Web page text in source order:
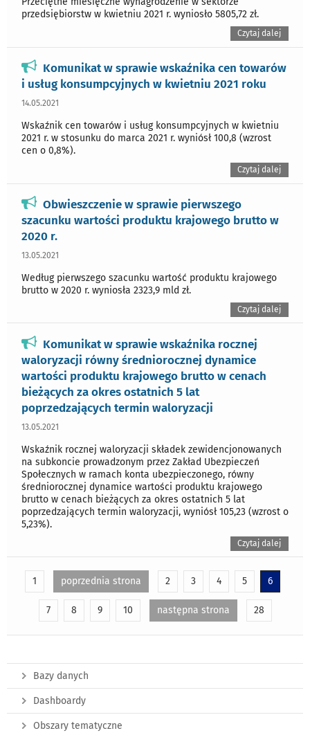
przedsiębiorstw w kwietniu 2021 r. wyniosło 5805,72 zł.
Czytaj dalej
Komunikat w sprawie wskaźnika cen towarów
i usług konsumpcyjnych w kwietniu 2021 roku
14.05.2021
Wskaźnik cen towarów i usług konsumpcyjnych w kwietniu
2021 r. w stosunku do marca 2021 r. wyniósł 100,8 (wzrost
cen o 0,8%).
Czytaj dalej
Obwieszczenie w sprawie pierwszego
szacunku wartości produktu krajowego brutto w
2020 r.
13.05.2021
Według pierwszego szacunku wartość produktu krajowego
brutto w 2020 r. wyniosła 2323,9 mld zł.
Czytaj dalej
Komunikat w sprawie wskaźnika rocznej
waloryzacji równy średniorocznej dynamice
wartości produktu krajowego brutto w cenach
bieżących za okres ostatnich 5 lat
poprzedzających termin waloryzacji
13.05.2021
Wskaźnik rocznej waloryzacji składek zewidencjonowanych
na subkoncie prowadzonym przez Zakład Ubezpieczeń
Społecznych w ramach konta ubezpieczonego, równy
średniorocznej dynamice wartości produktu krajowego
brutto w cenach bieżących za okres ostatnich 5 lat
poprzedzających termin waloryzacji, wyniósł 105,23 (wzrost o
5,23%).
Czytaj dalej
1 poprzednia strona 2 3 4 5 6
7 8 9 10 następna strona 28
Bazy danych
Dashboardy
Obszary tematyczne